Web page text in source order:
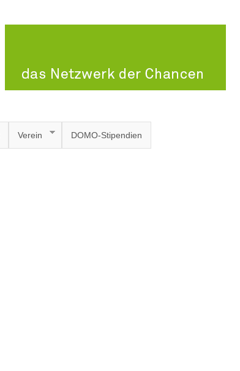
Verein DOMO-Stipendien